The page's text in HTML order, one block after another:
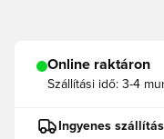
Online raktáron
Szállítási idő: 3-4
Ingyenes